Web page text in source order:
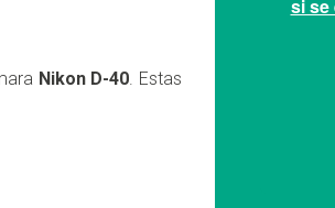
Nikon D-40. Estas